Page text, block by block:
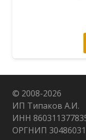
© 2008-2026
ИП Типаков А.И.
ИНН
ОРГНИП